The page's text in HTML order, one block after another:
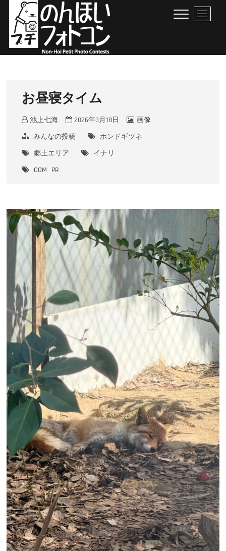
content
M
e
B
お昼寝タイム
池上七海 2026年3月18日
画像
みんなの投稿
ホンドギツネ
郷土エリア
イナリ
COM
PR